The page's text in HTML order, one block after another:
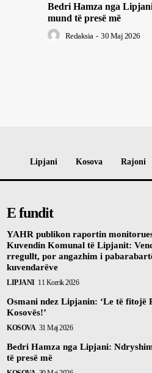
Bedri Hamza nga
mund të presë më
Redaksia - 30 Maj 2026
Lipjani Kosova Rajoni
E fundit
YAHR publikon raportin
Kuvendin Komunal të Lipjanit:
rregullt, por angazhim i
kuvendarëve
LIPJANI 11 Korrik 2026
Osmani ndez Lipjanin: ‘Le të fitojë
Kosovës!’
KOSOVA 31 Maj 2026
Bedri Hamza nga Lipjani:
të presë më